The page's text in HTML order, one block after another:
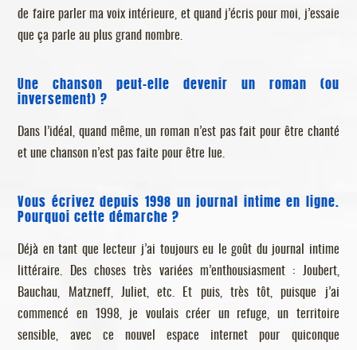
de faire parler ma voix intérieure, et quand j’écris pour moi, j’essaie
que ça parle au plus grand nombre.
Une chanson peut-elle devenir un roman (ou
inversement) ?
Dans l’idéal, quand même, un roman n’est pas fait pour être chanté
et une chanson n’est pas faite pour être lue.
Vous écrivez depuis 1998 unjournal intime en ligne.
Pourquoi cette démarche ?
Déjà en tant que lecteur j’ai toujours eu le goût du journal intime
littéraire. Des choses très variées m’enthousiasment : Joubert,
Bauchau, Matzneff, Juliet, etc. Et puis, très tôt, puisque j’ai
commencé en 1998, je voulais créer un refuge, un territoire
sensible, avec ce nouvel espace internet pour quiconque